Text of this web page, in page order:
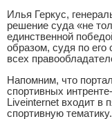
Илья Геркус,
решение суда «не
единственной
образом, судя по
всех
Напомним, что
спортивных
Liveinternet входит в
спортивную